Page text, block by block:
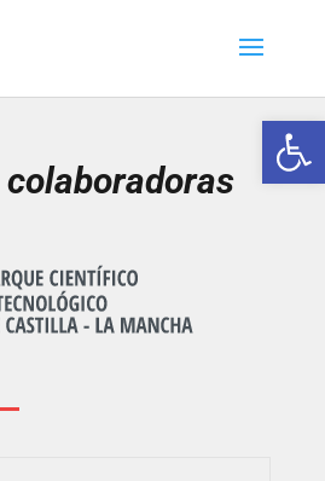
colaboradoras